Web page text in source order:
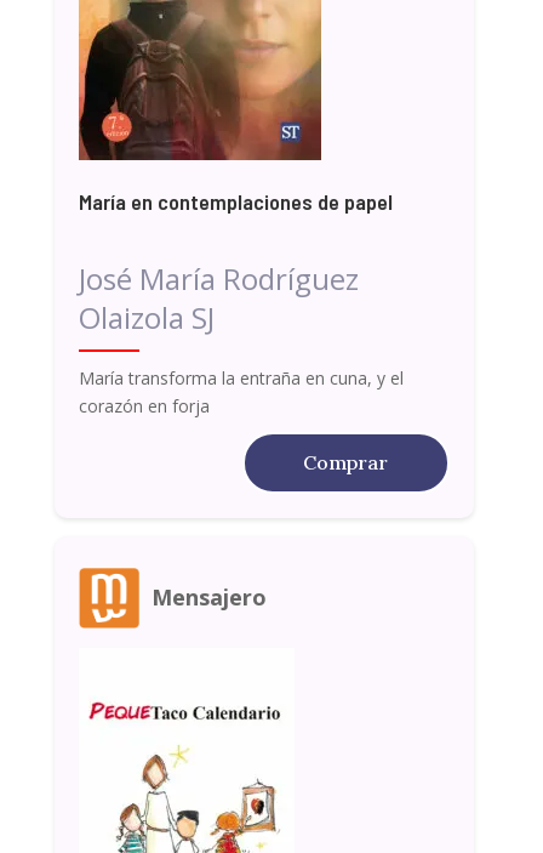
María en contemplaciones de papel
José María Rodríguez
Olaizola SJ
María transforma la entraña en cuna, y el
corazón en forja
Comprar
Mensajero